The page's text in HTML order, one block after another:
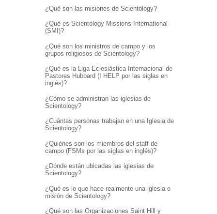
¿Qué son las misiones de Scientology?
¿Qué es Scientology Missions International
(SMI)?
¿Qué son los ministros de campo y los
grupos religiosos de Scientology?
¿Qué es la Liga Eclesiástica Internacional de
Pastores Hubbard (I HELP por las siglas en
inglés)?
¿Cómo se administran las iglesias de
Scientology?
¿Cuántas personas trabajan en una Iglesia de
Scientology?
¿Quiénes son los miembros del staff de
campo (FSMs por las siglas en inglés)?
¿Dónde están ubicadas las iglesias de
Scientology?
¿Qué es lo que hace realmente una iglesia o
misión de Scientology?
¿Qué son las Organizaciones Saint Hill y